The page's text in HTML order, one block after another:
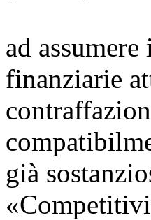
ad
finanziarie
già